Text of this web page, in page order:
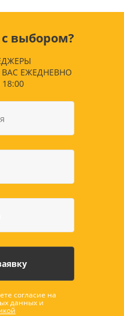
с выбором?
ЕЖЕДНЕВНО
согласие на
данных и